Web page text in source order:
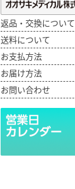
返品・交換について
送料について
お支払方法
お届け方法
お問い合わせ